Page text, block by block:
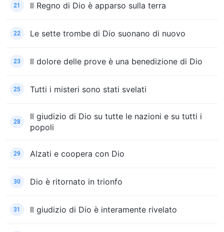
21 Il Regno di Dio è apparso sulla terra
22 Le sette trombe di Dio suonano di nuovo
23 Il dolore delle prove è una benedizione di Dio
25 Tutti i misteri sono stati svelati
28
Il giudizio di Dio su tutte le nazioni e su tutti i
popoli
29 Alzati e coopera con Dio
30 Dio è ritornato in trionfo
31 Il giudizio di Dio è interamente rivelato